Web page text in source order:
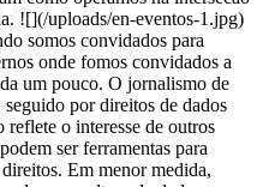
![](/uploads/en-eventos-1.jpg)
somos convidados para
onde fomos convidados a
um pouco. O jornalismo de
por direitos de dados
o interesse de outros
ser ferramentas para
Em menor medida,